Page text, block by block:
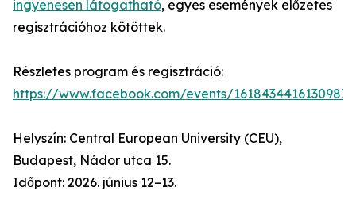
ingyenesen látogatható, egyes események előzetes
regisztrációhoz kötöttek.
Részletes program és regisztráció:
https://www.facebook.com/events/1618434416130987/
Helyszín: Central European University (CEU),
Budapest, Nádor utca 15.
Időpont: 2026. június 12–13.